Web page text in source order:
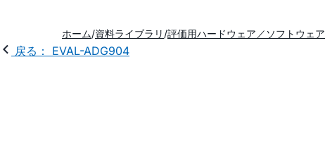
ホーム 資料ライブラリ 評価用ハードウェア／ソフトウェア
戻る： EVAL-ADG904